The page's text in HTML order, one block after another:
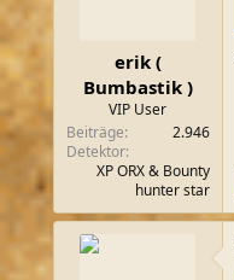
erik (
Bumbastik )
VIP User
Beiträge
2.946
Detektor
XP ORX & Bounty
hunter star